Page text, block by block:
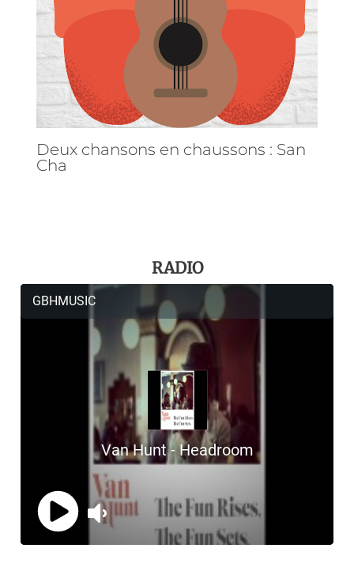
Deux chansons en chaussons : San
Cha
RADIO